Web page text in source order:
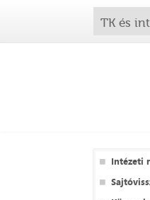
TK és
Intézeti